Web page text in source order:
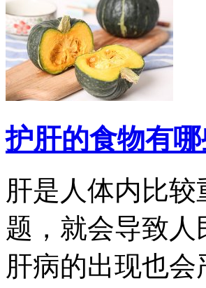
护肝的食物有
肝是人体内比
题，就会导致
肝病的出现也